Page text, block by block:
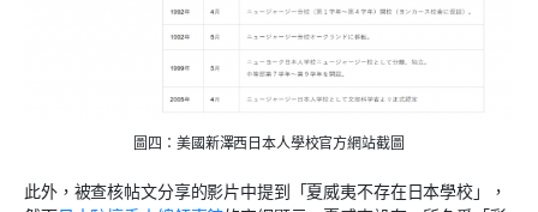
圖四：美國新澤西日本人學校官方網站截圖
此外，被查核帖文分享的影片中提到「夏威夷不存在日本學校」，